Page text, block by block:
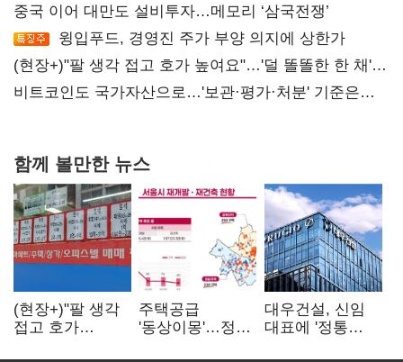
중국 이어 대만도 설비투자…메모리 ‘삼국전쟁’
윙입푸드, 경영진 주가 부양 의지에 상한가
(현장+)"팔 생각 접고 호가 높여요"…'덜 똘똘한 한 채'
20억 키맞추기
비트코인도 국가자산으로…'보관·평가·처분' 기준은
함께 볼만한 뉴스
(현장+)"팔 생각
접고 호가
주택공급
'동상이몽'…정부
대우건설, 신임
대표에 '정통